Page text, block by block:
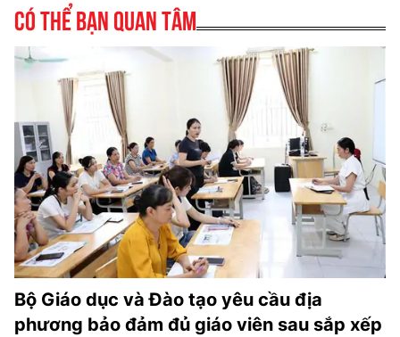
Có thể bạn quan tâm
Bộ Giáo dục và Đào tạo yêu cầu địa
phương bảo đảm đủ giáo viên sau sắp xếp